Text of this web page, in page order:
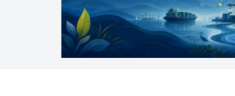
NOUS JOINDRE